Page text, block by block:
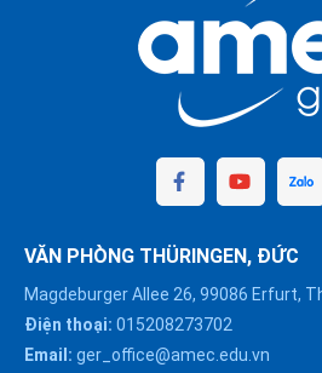
VĂN PHÒNG THÜRINGEN, ĐỨC
Magdeburger Allee 26, 99086 Erfurt,
Điện thoại: 015208273702
Email: ger_office@amec.edu.vn